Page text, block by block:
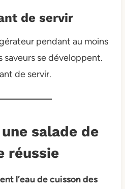
de servir
pendant au moins
saveurs se développent.
de servir.
salade de
réussie
l’eau de cuisson des